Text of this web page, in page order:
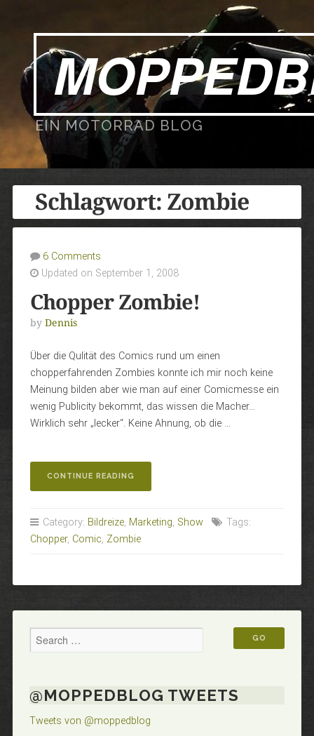
EIN MOTORRAD BLOG
Schlagwort: Zombie
6 Comments
Updated on September 1, 2008
Chopper Zombie!
by Dennis
Über die Qulität des Comics rund um einen
chopperfahrenden Zombies konnte ich mir noch keine
Meinung bilden aber wie man auf einer Comicmesse ein
wenig Publicity bekommt, das wissen die Macher…
Wirklich sehr „lecker“. Keine Ahnung, ob die …
CONTINUE READING
ZOMBIE!“
Category: Bildreize, Marketing, Show
Tags:
Chopper, Comic, Zombie
@MOPPEDBLOG TWEETS
Tweets von @moppedblog